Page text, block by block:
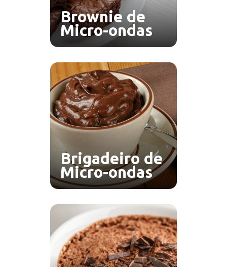
Brownie de
Micro-ondas
Brigadeiro de
Micro-ondas